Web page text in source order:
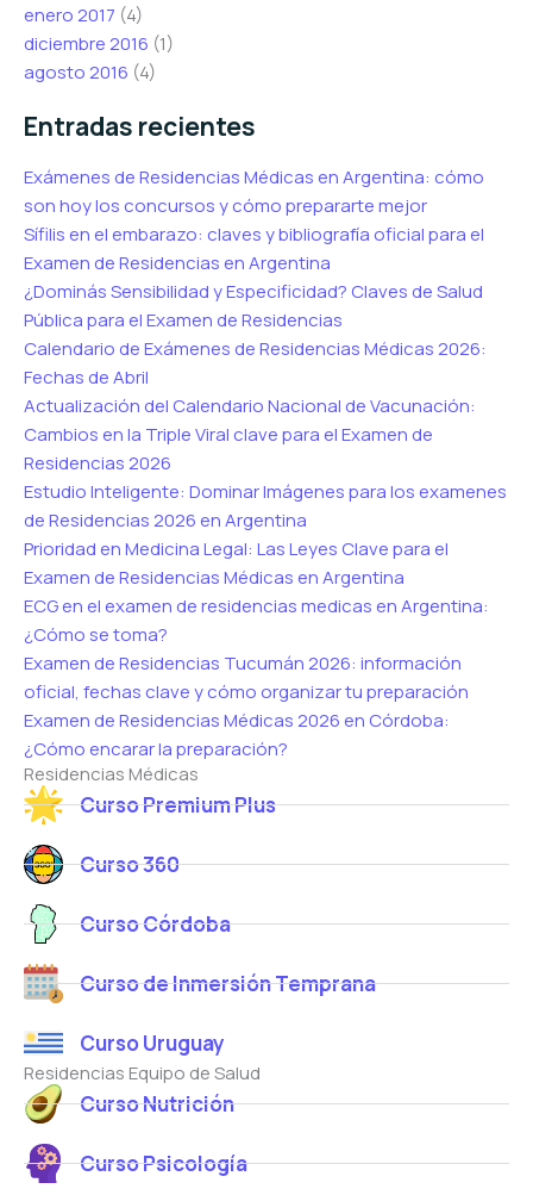
enero 2017 (4)
diciembre 2016 (1)
agosto 2016 (4)
Entradas recientes
Exámenes de Residencias Médicas en Argentina: cómo
son hoy los concursos y cómo prepararte mejor
Sífilis en el embarazo: claves y bibliografía oficial para el
Examen de Residencias en Argentina
¿Dominás Sensibilidad y Especificidad? Claves de Salud
Pública para el Examen de Residencias
Calendario de Exámenes de Residencias Médicas 2026:
Fechas de Abril
Actualización del Calendario Nacional de Vacunación:
Cambios en la Triple Viral clave para el Examen de
Residencias 2026
Estudio Inteligente: Dominar Imágenes para los examenes
de Residencias 2026 en Argentina
Prioridad en Medicina Legal: Las Leyes Clave para el
Examen de Residencias Médicas en Argentina
ECG en el examen de residencias medicas en Argentina:
¿Cómo se toma?
Examen de Residencias Tucumán 2026: información
oficial, fechas clave y cómo organizar tu preparación
Examen de Residencias Médicas 2026 en Córdoba:
¿Cómo encarar la preparación?
Residencias Médicas
Curso Premium Plus
Curso 360
Curso Córdoba
Curso de Inmersión Temprana
Curso Uruguay
Residencias Equipo de Salud
Curso Nutrición
Curso Psicología